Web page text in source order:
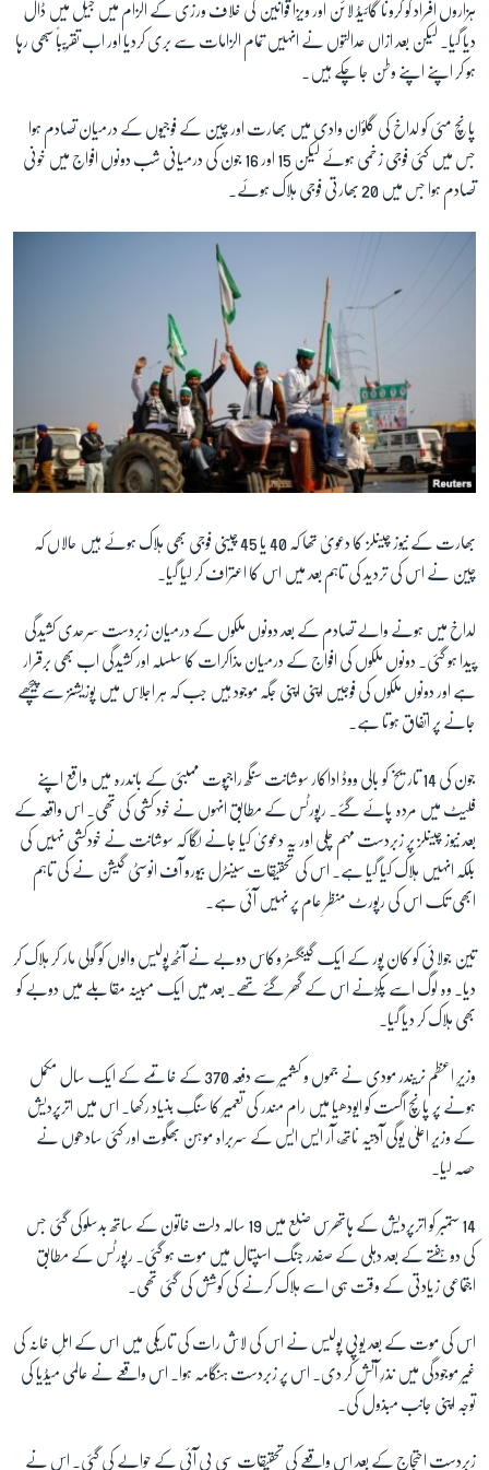
ہزاروں افراد کو کرونا گائیڈ لائن اور ویزا قوانین کی خلاف ورزی کے الزام میں جیل میں ڈال
دیا گیا۔ لیکن بعد ازاں عدالتوں نے انہیں تمام الزامات سے بری کردیا اور اب تقریباً سبھی رہا
ہو کر اپنے اپنے وطن جا چکے ہیں۔
پانچ مئی کو لداخ کی گلؤان وادی میں بھارت اور چین کے فوجیوں کے درمیان تصادم ہوا
جس میں کئی فوجی زخمی ہوئے لیکن 15 اور 16 جون کی درمیانی شب دونوں افواج میں خونی
تصادم ہوا جس میں 20 بھارتی فوجی ہلاک ہوئے۔
بھارت کے نیوز چینلز کا دعویٰ تھا کہ 40 یا 45 چینی فوجی بھی ہلاک ہوئے ہیں حالاں کہ
چین نے اس کی تردید کی تاہم بعد میں اس کا اعتراف کر لیا گیا۔
لداخ میں ہونے والے تصادم کے بعد دونوں ملکوں کے درمیان زبردست سرحدی کشیدگی
پیدا ہو گئی۔ دونوں ملکوں کی افواج کے درمیان مذاکرات کا سلسلہ اور کشیدگی اب بھی برقرار
ہے اور دونوں ملکوں کی فوجیں اپنی اپنی جگہ موجود ہیں جب کہ ہر اجلاس میں پوزیشنز سے پیچھے
جانے پر اتفاق ہوتا ہے۔
جون کی 14 تاریخ کو بالی ووڈ اداکار سوشانت سنگھ راجپوت ممبئی کے باندرہ میں واقع اپنے
فلیٹ میں مردہ پائے گئے۔ رپورٹس کے مطابق انہوں نے خود کشی کی تھی۔ اس واقعہ کے
بعد نیوز چینلز پر زبردست مہم چلی اور یہ دعویٰ کیا جانے لگا کہ سوشانت نے خودکشی نہیں کی
بلکہ انہیں ہلاک کیا گیا ہے۔ اس کی تحقیقات سینٹرل بیورو آف انوسٹی گیشن نے کی تاہم
ابھی تک اس کی رپورٹ منظرِ عام پر نہیں آئی ہے۔
تین جولائی کو کان پور کے ایک گینگسٹر وکاس دوبے نے آٹھ پولیس والوں کو گولی مار کر ہلاک کر
دیا۔ وہ لوگ اسے پکڑنے اس کے گھر گئے تھے۔ بعد میں ایک مبینہ مقابلے میں دوبے کو
بھی ہلاک کر دیا گیا۔
وزیرِ اعظم نریندر مودی نے جموں و کشمیر سے دفعہ 370 کے خاتمے کے ایک سال مکمل
ہونے پر پانچ اگست کو ایودھیا میں رام مندر کی تعمیر کا سنگِ بنیاد رکھا۔ اس میں اترپردیش
کے وزیر اعلیٰ یوگی آدتیہ ناتھ، آر ایس ایس کے سربراہ موہن بھگوت اور کئی سادھوں نے
حصہ لیا۔
14
ستمبر کو اترپردیش کے ہاتھرس ضلع میں 19 سالہ دلت خاتون کے ساتھ بدسلوکی گئی جس
کی دو ہفتے کے بعد دہلی کے صفدر جنگ اسپتال میں موت ہو گئی۔ رپورٹس کے مطابق
اجتماعی زیادتی کے وقت ہی اسے ہلاک کرنے کی کوشش کی گئی تھی۔
اس کی موت کے بعد یوپی پولیس نے اس کی لاش رات کی تاریکی میں اس کے اہلِ خانہ کی
غیر موجودگی میں نذرِ آتش کر دی۔ اس پر زبردست ہنگامہ ہوا۔ اس واقعے نے عالمی میڈیا کی
توجہ اپنی جانب مبذول کی۔
زبردست احتجاج کے بعد اس واقعے کی تحقیقات سی بی آئی کے حوالے کی گئی۔ اس نے